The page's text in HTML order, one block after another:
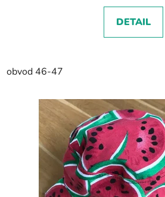
DETAIL
obvod 46-47